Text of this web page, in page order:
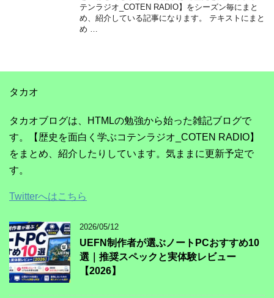
テンラジオ_COTEN RADIO】をシーズン毎にまと
め、紹介している記事になります。 テキストにまと
め …
タカオ
タカオブログは、HTMLの勉強から始った雑記ブログで
す。【歴史を面白く学ぶコテンラジオ_COTEN RADIO】
をまとめ、紹介したりしています。気ままに更新予定で
す。
Twitterへはこちら
2026/05/12
UEFN制作者が選ぶノートPCおすすめ10
選｜推奨スペックと実体験レビュー
【2026】